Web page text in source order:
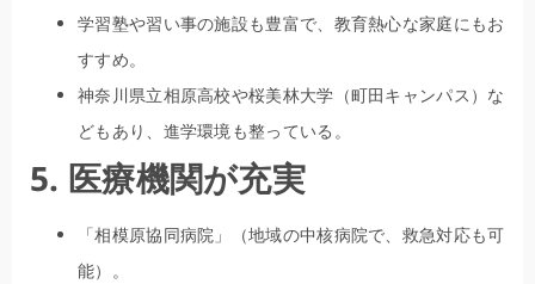
学習塾や習い事の施設も豊富で、教育熱心な家庭にもお
すすめ。
神奈川県立相原高校や桜美林大学（町田キャンパス）な
どもあり、進学環境も整っている。
5. 医療機関が充実
「相模原協同病院」（地域の中核病院で、救急対応も可
能）。